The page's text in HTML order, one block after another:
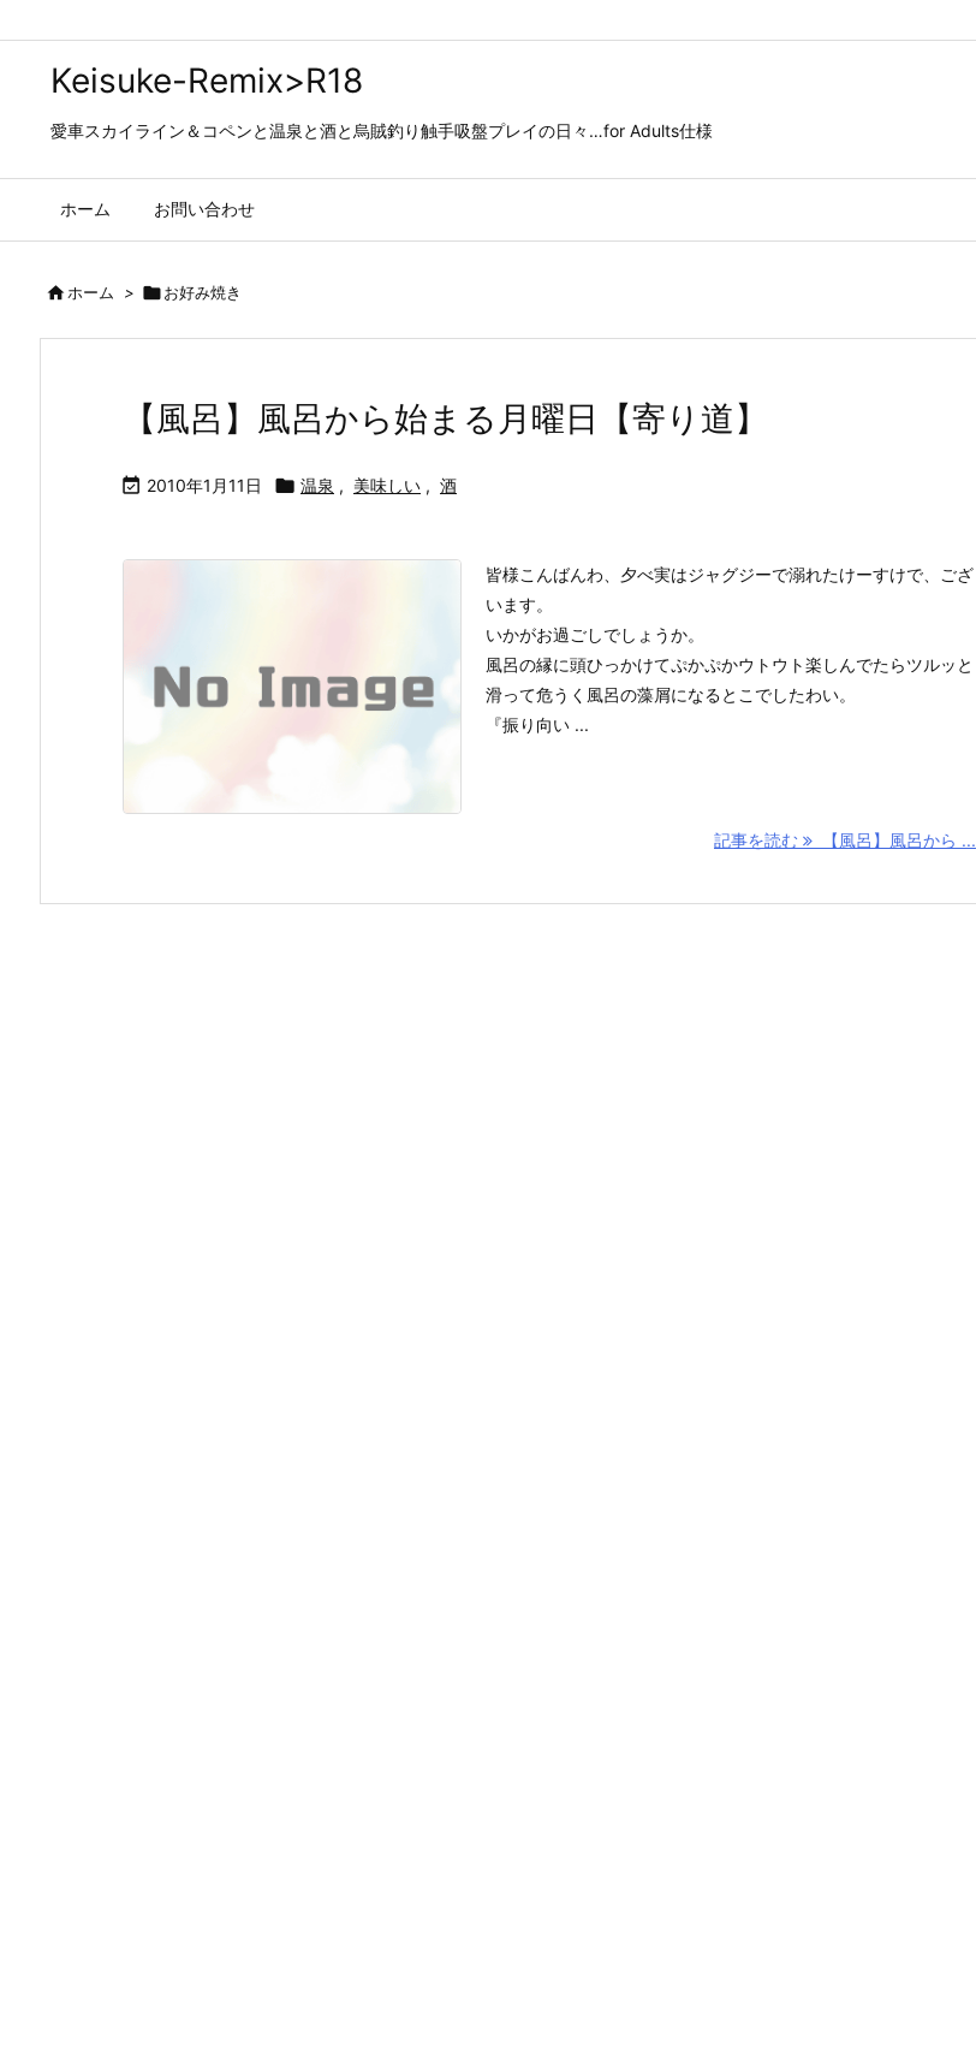
Keisuke-Remix>R18
愛車スカイライン＆コペンと温泉と酒と烏賊釣り触手吸盤プレイの日々…for Adults仕様
ホーム お問い合わせ
ホーム > お好み焼き
【風呂】風呂から始まる月曜日【寄り道】
 2010年1月11日  温泉 , 美味しい , 酒
皆様こんばんわ、夕べ実はジャグジーで溺れたけーすけで、ござ
います。
いかがお過ごしでしょうか。
風呂の縁に頭ひっかけてぷかぷかウトウト楽しんでたらツルッと
滑って危うく風呂の藻屑になるとこでしたわい。
『振り向い ...
記事を読む 【風呂】風呂から ...